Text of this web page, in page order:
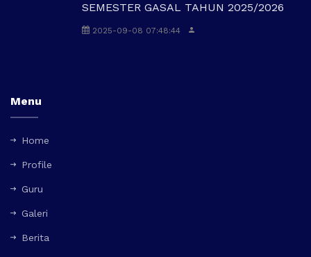
SEMESTER GASAL TAHUN 2025/2026
2025-09-08 07:48:44
Menu
Home
Profile
Guru
Galeri
Berita